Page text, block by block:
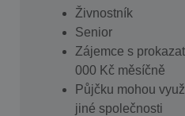
Živnostník
Senior
Zájemce s
000 Kč měsíčně
Půjčku mohou
jiné společnosti